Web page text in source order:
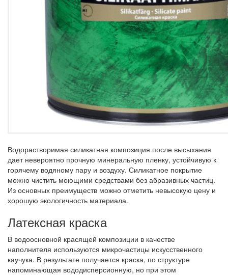
Водорастворимая силикатная композиция после высыхания
дает невероятно прочную минеральную пленку, устойчивую к
горячему водяному пару и воздуху. Силикатное покрытие
можно чистить моющими средствами без абразивных частиц.
Из основных преимуществ можно отметить невысокую цену и
хорошую экологичность материала.
Латексная краска
В водоосновной красящей композиции в качестве
наполнителя используются микрочастицы искусственного
каучука. В результате получается краска, по структуре
напоминающая вододисперсионную, но при этом